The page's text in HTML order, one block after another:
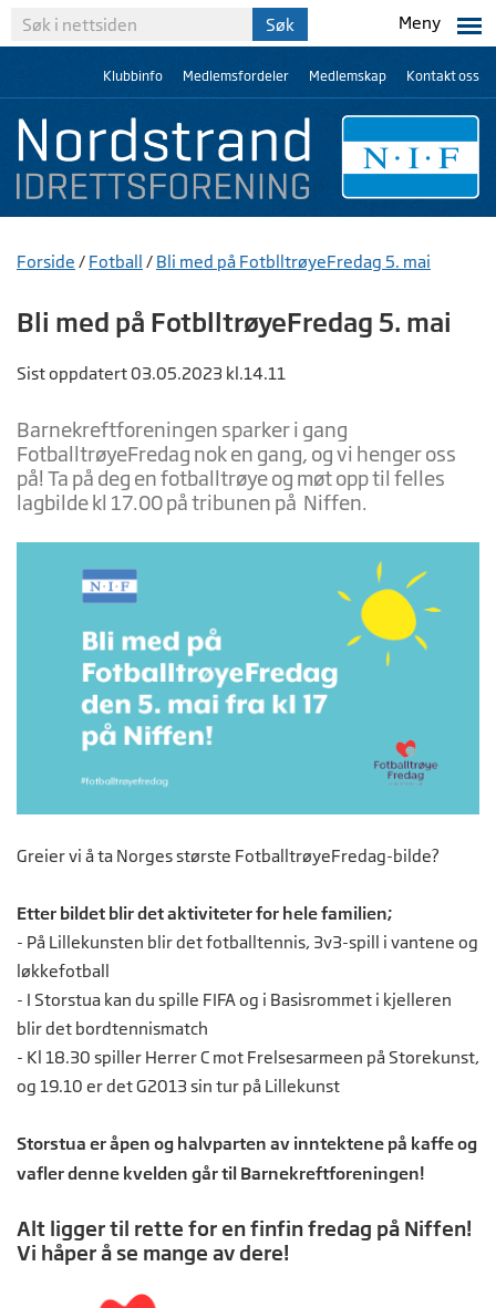
Meny
Klubbinfo Medlemsfordeler Medlemskap Kontakt oss
Forside / Fotball / Bli med på FotblltrøyeFredag 5. mai
Bli med på FotblltrøyeFredag 5. mai
Sist oppdatert 03.05.2023 kl.14.11
Barnekreftforeningen sparker i gang
FotballtrøyeFredag nok en gang, og vi henger oss
på! Ta på deg en fotballtrøye og møt opp til felles
lagbilde kl 17.00 på tribunen på Niffen.
Greier vi å ta Norges største FotballtrøyeFredag-bilde?
Etter bildet blir det aktiviteter for hele familien;
- På Lillekunsten blir det fotballtennis, 3v3-spill i vantene og
løkkefotball
- I Storstua kan du spille FIFA og i Basisrommet i kjelleren
blir det bordtennismatch
- Kl 18.30 spiller Herrer C mot Frelsesarmeen på Storekunst,
og 19.10 er det G2013 sin tur på Lillekunst
Storstua er åpen og halvparten av inntektene på kaffe og
vafler denne kvelden går til Barnekreftforeningen!
Alt ligger til rette for en finfin fredag på Niffen!
Vi håper å se mange av dere!